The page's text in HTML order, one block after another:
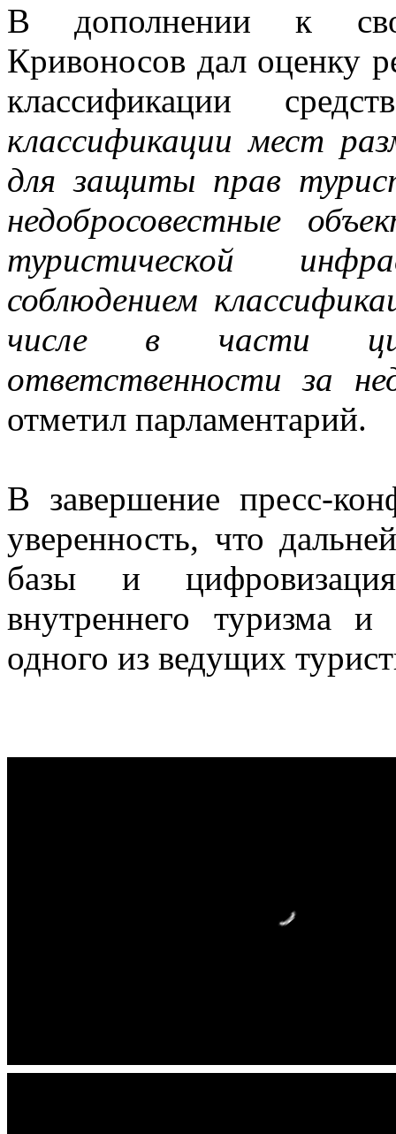
В дополнении к
Кривоносов дал оценку
классификации
классификации мест
для защиты прав
недобросовестные
туристической
соблюдением
числе в части
ответственности за
отметил парламентарий.
В завершение пресс-
уверенность, что
базы и
внутреннего туризма
одного из ведущих